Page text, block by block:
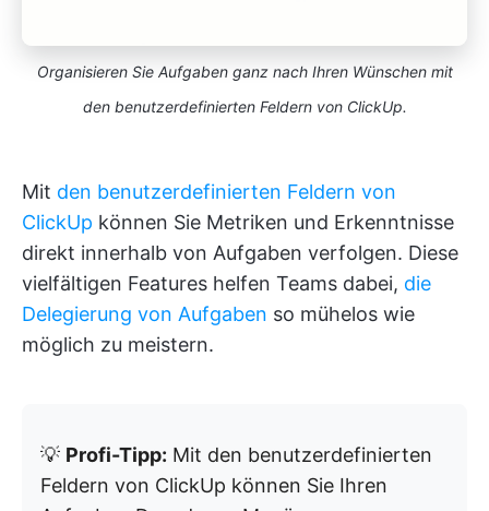
Organisieren Sie Aufgaben ganz nach Ihren Wünschen mit
den benutzerdefinierten Feldern von ClickUp.
Mit den benutzerdefinierten Feldern von
ClickUp können Sie Metriken und Erkenntnisse
direkt innerhalb von Aufgaben verfolgen. Diese
vielfältigen Features helfen Teams dabei, die
Delegierung von Aufgaben so mühelos wie
möglich zu meistern.
💡 Profi-Tipp: Mit den benutzerdefinierten
Feldern von ClickUp können Sie Ihren